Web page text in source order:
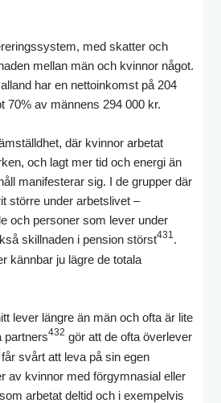
med skatter och
mellan män och kvinnor något.
har en nettoinkomst på 204
70% av männens 294 000 kr.
där kvinnor arbetat
och lagt mer tid och energi än
manifesterar sig. I de grupper där
större under arbetslivet –
och personer som lever under
skillnaden i pension störst431.
kännbar ju lägre de totala
lever längre än män och ofta är lite
partners432 gör att de ofta överlever
svårt att leva på sin egen
av kvinnor med förgymnasial eller
arbetat deltid och i exempelvis